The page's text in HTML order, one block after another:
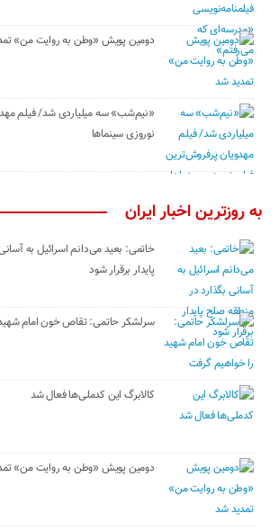
دومین پویش «وطن به روایت من»
«نیم‌شب» سه میلیاردی شد/ فیلم
نوروزی سینماها
به روزترین اخبار ایران
خاتمی: بعید می‌دانم اسرائیل به
پایدار برقرار شود
سرلشکر حاتمی: تقاص خون امام
کالابرگ این کدملی‌ها فعال شد
دومین پویش «وطن به روایت من»